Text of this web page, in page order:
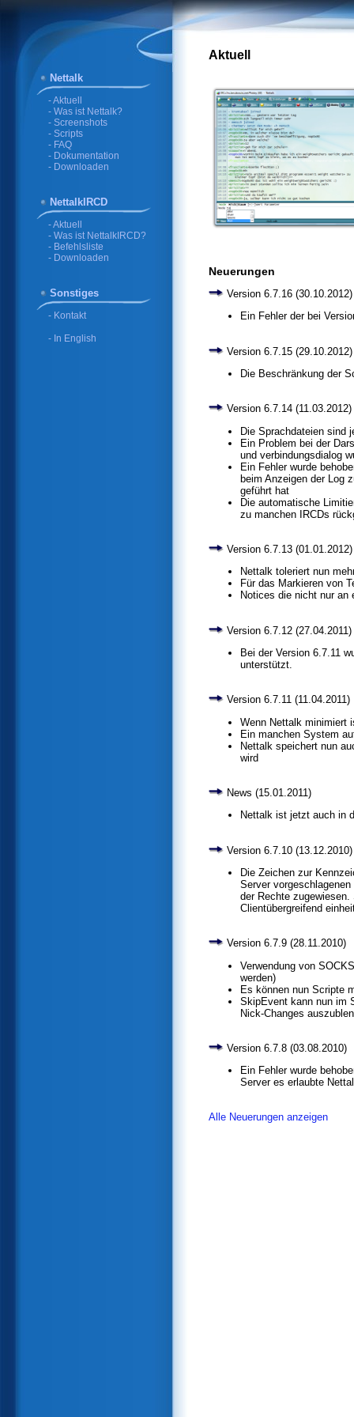
Nettalk
- Aktuell
- Was ist Nettalk?
- Screenshots
- Scripts
- FAQ
- Dokumentation
- Downloaden
NettalkIRCD
- Aktuell
- Was ist NettalkIRCD?
- Befehlsliste
- Downloaden
Sonstiges
- Kontakt
- In English
Aktuell
Neuerungen
Version 6.7.16 (30.10.2012)
Ein Fehler der bei
Version 6.7.15 (29.10.2012)
Die Beschränkung der
Version 6.7.14 (11.03.2012)
Die Sprachdateien sind
Ein Problem bei der
und verbindungsdialog
Ein Fehler wurde
beim Anzeigen der Log
geführt hat
Die automatische
zu manchen IRCDs
Version 6.7.13 (01.01.2012)
Nettalk toleriert nun
Für das Markieren von
Notices die nicht nur an
Version 6.7.12 (27.04.2011)
Bei der Version 6.7.11
unterstützt.
Version 6.7.11 (11.04.2011)
Wenn Nettalk minimiert
Ein manchen System
Nettalk speichert nun
wird
News (15.01.2011)
Nettalk ist jetzt auch in
Version 6.7.10 (13.12.2010)
Die Zeichen zur
Server
der Rechte
Clientübergreifend
Version 6.7.9 (28.11.2010)
Verwendung von
werden)
Es können nun Scripte
SkipEvent kann nun im
Nick-Changes
Version 6.7.8 (03.08.2010)
Ein Fehler wurde
Server es erlaubte
Alle Neuerungen anzeigen